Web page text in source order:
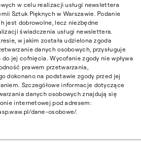
w celu realizacji usługi newslettera
Sztuk Pięknych w Warszawie. Podanie
jest dobrowolne, lecz niezbędne
świadczenia usługi newslettera.
w jakim została udzielona zgoda
danych osobowych, przysługuje
do jej cofnięcia. Wycofanie zgody nie wpływa
prawem przetwarzania,
dokonano na podstawie zgody przed jej
Szczegółowe informacje dotyczące
danych osobowych znajdują się
internetowej pod adresem:
dane-osobowe/.